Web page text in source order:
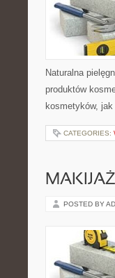
Naturalna
produktów
kosmetyków,
CATEGORIES:
POSTED BY